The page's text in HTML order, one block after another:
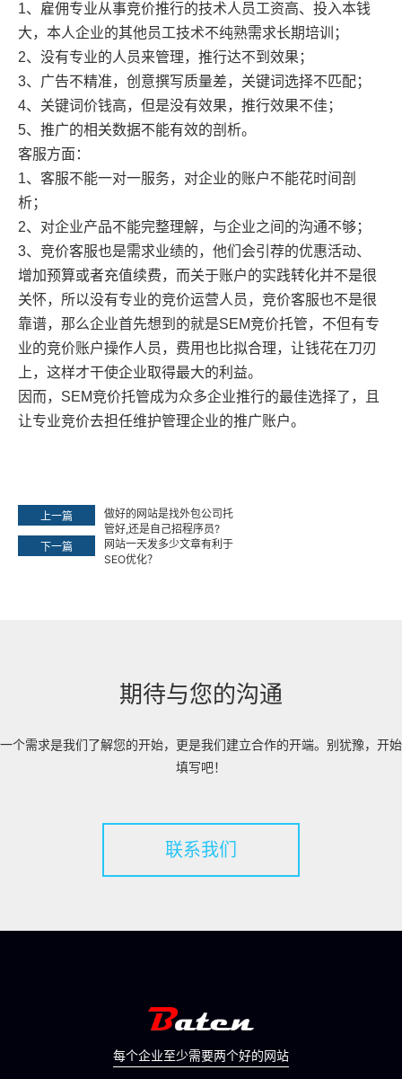
1、雇佣专业从事竞价推行的技术人员工资高、投入本钱
大，本人企业的其他员工技术不纯熟需求长期培训；
2、没有专业的人员来管理，推行达不到效果；
3、广告不精准，创意撰写质量差，关键词选择不匹配；
4、关键词价钱高，但是没有效果，推行效果不佳；
5、推广的相关数据不能有效的剖析。
客服方面：
1、客服不能一对一服务，对企业的账户不能花时间剖
析；
2、对企业产品不能完整理解，与企业之间的沟通不够；
3、竞价客服也是需求业绩的，他们会引荐的优惠活动、
增加预算或者充值续费，而关于账户的实践转化并不是很
关怀，所以没有专业的竞价运营人员，竞价客服也不是很
靠谱，那么企业首先想到的就是SEM竞价托管，不但有专
业的竞价账户操作人员，费用也比拟合理，让钱花在刀刃
上，这样才干使企业取得最大的利益。
因而，SEM竞价托管成为众多企业推行的最佳选择了，且
让专业竞价去担任维护管理企业的推广账户。
上一篇
做好的网站是找外包公司托
管好,还是自己招程序员?
下一篇
网站一天发多少文章有利于
SEO优化？
期待与您的沟通
一个需求是我们了解您的开始，更是我们建立合作的开端。别犹豫，开始
填写吧！
联系我们
每个企业至少需要两个好的网站